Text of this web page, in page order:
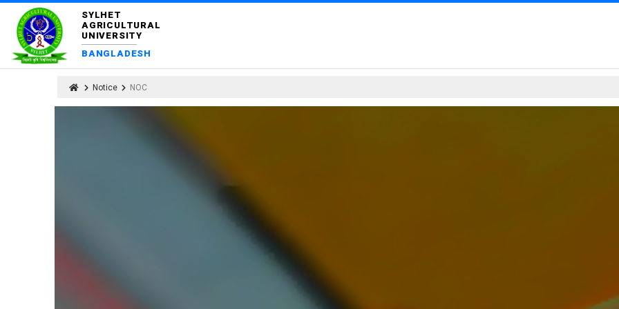
SYLHET
AGRICULTURAL
UNIVERSITY
BANGLADESH
Notice NOC